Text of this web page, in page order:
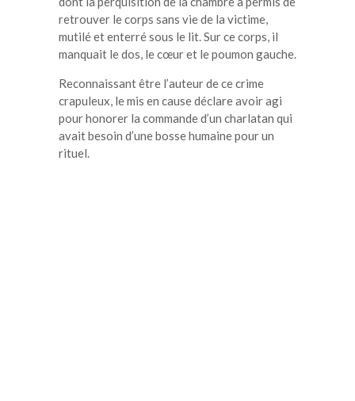
retrouver le corps sans vie de la victime,
mutilé et enterré sous le lit. Sur ce corps, il
manquait le dos, le cœur et le poumon gauche.
Reconnaissant être l’auteur de ce crime
crapuleux, le mis en cause déclare avoir agi
pour honorer la commande d’un charlatan qui
avait besoin d’une bosse humaine pour un
rituel.